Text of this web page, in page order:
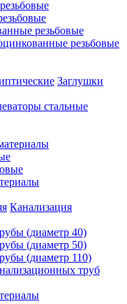
резьбовые
резьбовые
Заглушки
стальные
Канализация
(диаметр 40)
(диаметр 50)
(диаметр 110)
труб